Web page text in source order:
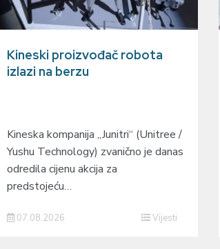
Kineski proizvođač robota
izlazi na berzu
Kineska kompanija „Junitri“ (Unitree /
Yushu Technology) zvanično je danas
odredila cijenu akcija za
predstojeću…
07.08.2026 Vijesti